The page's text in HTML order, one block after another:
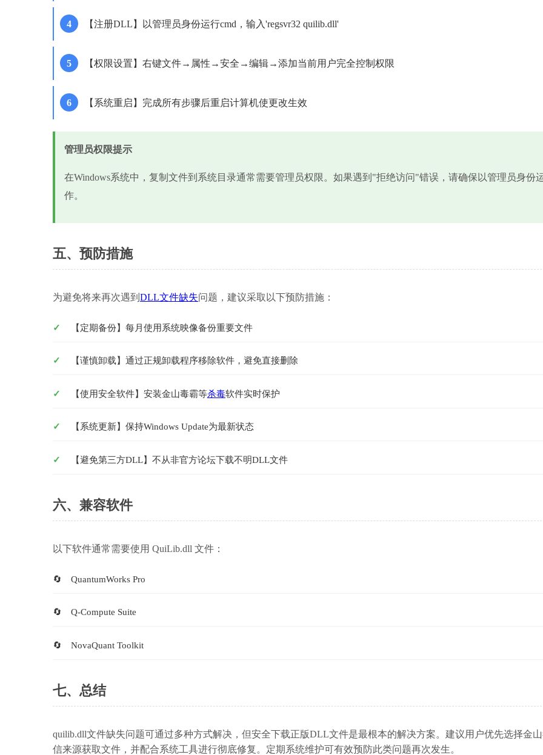
【注册DLL】以管理员身份运行cmd，输入'regsvr32 quilib.dll'
【权限设置】右键文件→属性→安全→编辑→添加当前用户完全控制权限
【系统重启】完成所有步骤后重启计算机使更改生效
管理员权限提示
在Windows系统中，复制文件到系统目录通常需要管理员权限。如果遇到"拒绝访问"错误，请确保以管理员身份
作。
五、预防措施
为避免将来再次遇到 DLL文件缺失问题，建议采取以下预防措施：
【定期备份】每月使用系统映像备份重要文件
【谨慎卸载】通过正规卸载程序移除软件，避免直接删除
【使用安全软件】安装金山毒霸等杀毒软件实时保护
【系统更新】保持Windows Update为最新状态
【避免第三方DLL】不从非官方论坛下载不明DLL文件
六、兼容软件
以下软件通常需要使用 QuiLib.dll 文件：
QuantumWorks Pro
Q-Compute Suite
NovaQuant Toolkit
七、总结
quilib.dll文件缺失问题可通过多种方式解决，但安全下载正版DLL文件是最根本的解决方案。建议用户优先选择金
信来源获取文件，并配合系统工具进行彻底修复。定期系统维护可有效预防此类问题再次发生。